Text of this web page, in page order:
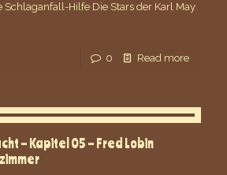
Schlaganfall-Hilfe Die Stars der Karl May
0 Read more
– Kapitel 05 – Fred Lobin